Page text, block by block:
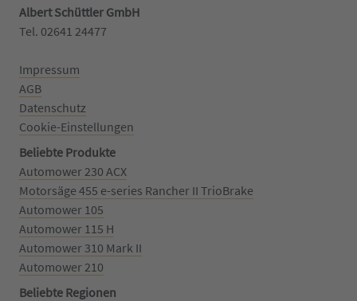
Albert Schüttler GmbH
Tel. 02641 24477‬
Impressum
AGB
Datenschutz
Cookie-Einstellungen
Beliebte Produkte
Automower 230 ACX
Motorsäge 455 e-series Rancher II TrioBrake
Automower 105
Automower 115 H
Automower 310 Mark II
Automower 210
Beliebte Regionen